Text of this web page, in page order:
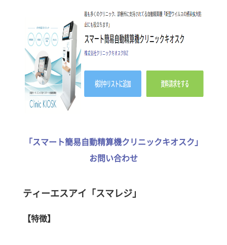
「スマート簡易自動精算機クリニックキオスク」
お問い合わせ
ティーエスアイ「スマレジ」
【特徴】